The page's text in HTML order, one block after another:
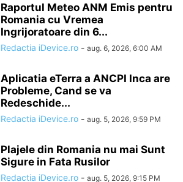
Raportul Meteo ANM Emis pentru
Romania cu Vremea
Ingrijoratoare din 6...
Redactia iDevice.ro - aug. 6, 2026, 6:00 AM
Aplicatia eTerra a ANCPI Inca are
Probleme, Cand se va
Redeschide...
Redactia iDevice.ro - aug. 5, 2026, 9:59 PM
Plajele din Romania nu mai Sunt
Sigure in Fata Rusilor
Redactia iDevice.ro - aug. 5, 2026, 9:15 PM